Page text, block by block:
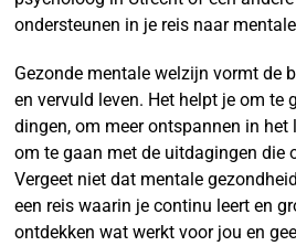
ondersteunen in je reis naar
Gezonde mentale welzijn vormt de
en vervuld leven. Het helpt je om te
dingen, om meer ontspannen in het
om te gaan met de uitdagingen die
Vergeet niet dat mentale
een reis waarin je continu leert en
ontdekken wat werkt voor jou en